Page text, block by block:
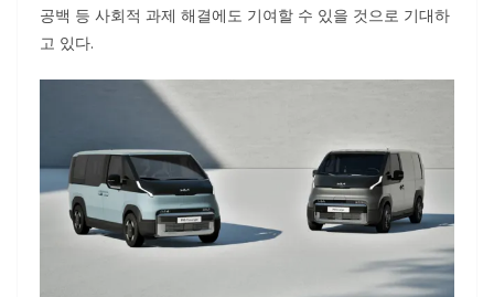
공백 등 사회적 과제 해결에도 기여할 수 있을 것으로 기대하
고 있다.